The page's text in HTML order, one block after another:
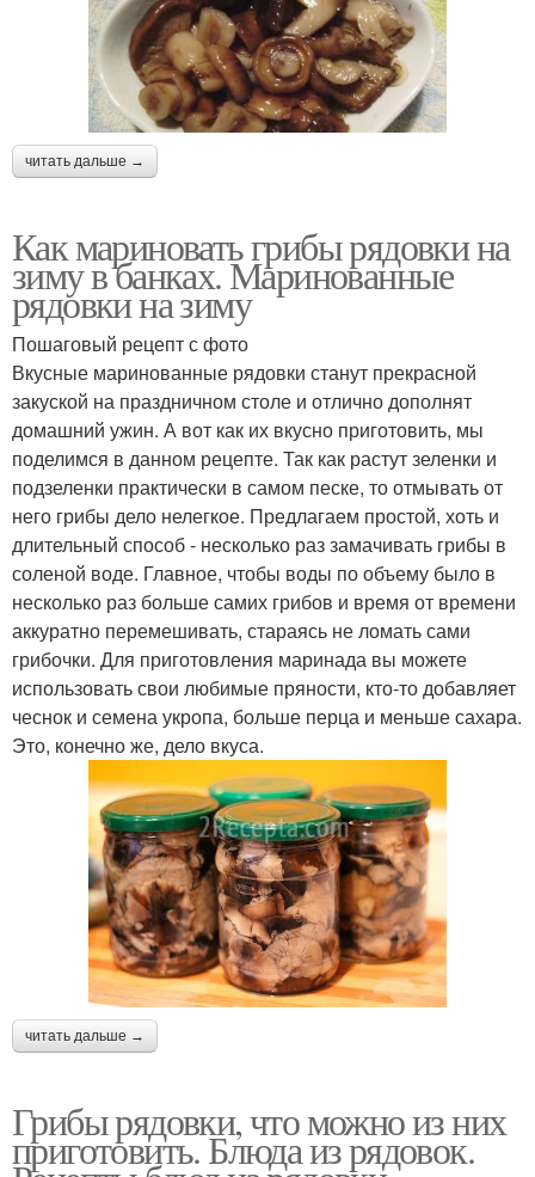
читать дальше →
Как мариновать грибы рядовки на
зиму в банках. Маринованные
рядовки на зиму
Пошаговый рецепт с фото
Вкусные маринованные рядовки станут прекрасной
закуской на праздничном столе и отлично дополнят
домашний ужин. А вот как их вкусно приготовить, мы
поделимся в данном рецепте. Так как растут зеленки и
подзеленки практически в самом песке, то отмывать от
него грибы дело нелегкое. Предлагаем простой, хоть и
длительный способ - несколько раз замачивать грибы в
соленой воде. Главное, чтобы воды по объему было в
несколько раз больше самих грибов и время от времени
аккуратно перемешивать, стараясь не ломать сами
грибочки. Для приготовления маринада вы можете
использовать свои любимые пряности, кто-то добавляет
чеснок и семена укропа, больше перца и меньше сахара.
Это, конечно же, дело вкуса.
читать дальше →
Грибы рядовки, что можно из них
приготовить. Блюда из рядовок.